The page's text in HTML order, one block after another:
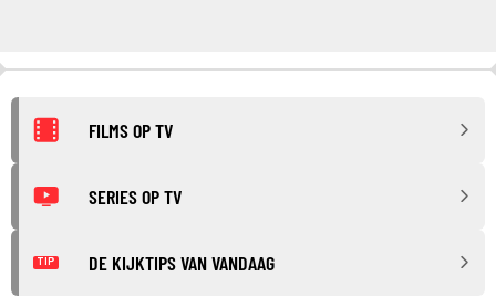
FILMS OP TV
SERIES OP TV
TIP DE KIJKTIPS VAN VANDAAG